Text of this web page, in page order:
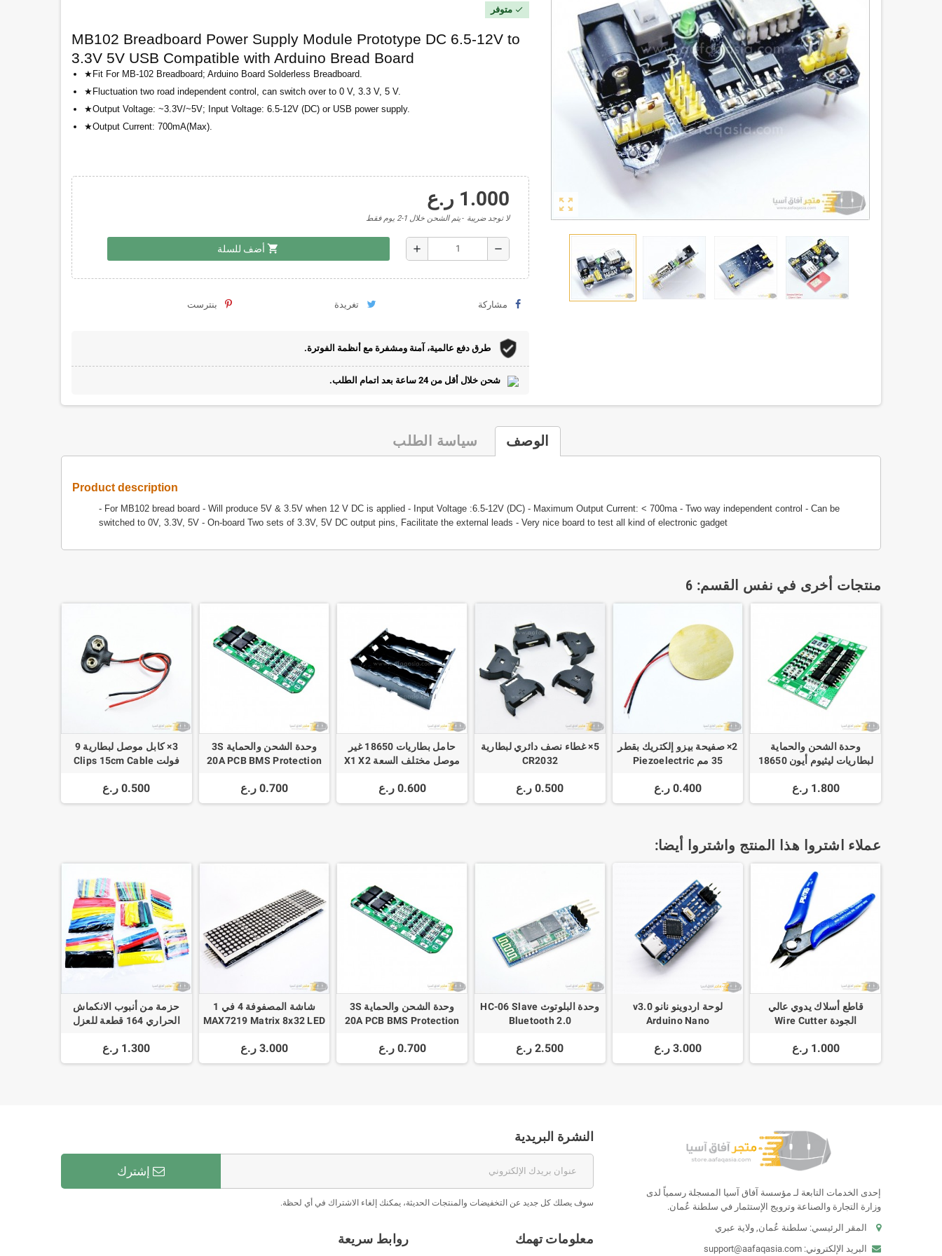
zoom_out_map
check متوفر
MB102 Breadboard Power Supply Module Prototype DC 6.5-12V to
3.3V 5V USB Compatible with Arduino Bread Board
★Fit For MB-102 Breadboard; Arduino Board Solderless Breadboard.
★Fluctuation two road independent control, can switch over to 0 V, 3.3 V, 5 V.
★Output Voltage: ~3.3V/~5V; Input Voltage: 6.5-12V (DC) or USB power supply.
★Output Current: 700mA(Max).
1.000 ر.ع
لا توجد ضريبة يتم الشحن خلال 1-2 يوم فقط
remove
add
shopping_cart أضف للسلة
مشاركة تغريدة بنترست
طرق دفع عالمية، آمنة ومشفرة مع أنظمة الفوترة.
شحن خلال أقل من 24 ساعة بعد اتمام الطلب.
الوصف سياسة الطلب
Product description
- For MB102 bread board - Will produce 5V & 3.5V when 12 V DC is applied - Input Voltage :6.5-12V (DC) - Maximum Output Current: < 700ma - Two way independent control - Can be
switched to 0V, 3.3V, 5V - On-board Two sets of 3.3V, 5V DC output pins, Facilitate the external leads - Very nice board to test all kind of electronic gadget
منتجات أخرى في نفس القسم: 6
وحدة الشحن والحماية
لبطاريات ليثيوم أيون 18650
14.8V 16.8V Lipo Cell
Module
1.800 ر.ع
2× صفيحة بيزو إلكتريك بقطر
35 مم Piezoelectric
0.400 ر.ع
5× غطاء نصف دائري لبطارية
CR2032
0.500 ر.ع
حامل بطاريات 18650 غير
موصل مختلف السعة X1 X2
0.600 ر.ع
وحدة الشحن والحماية 3S
20A PCB BMS Protection
18650 Charger
0.700 ر.ع
3× كابل موصل لبطارية 9
فولت Clips 15cm Cable
0.500 ر.ع
عملاء اشتروا هذا المنتج واشتروا أيضا:
قاطع أسلاك يدوي عالي
الجودة Wire Cutter
1.000 ر.ع
لوحة اردوينو نانو v3.0
Arduino Nano
3.000 ر.ع
وحدة البلوتوث HC-06 Slave
Bluetooth 2.0
2.500 ر.ع
وحدة الشحن والحماية 3S
20A PCB BMS Protection
18650 Charger
0.700 ر.ع
شاشة المصفوفة 4 في 1
MAX7219 Matrix 8x32 LED
3.000 ر.ع
حزمة من أنبوب الانكماش
الحراري 164 قطعة للعزل
Tubing
1.300 ر.ع
إحدى الخدمات التابعة لـ مؤسسة آفاق آسيا المسجلة رسمياً لدى
وزارة التجارة والصناعة وترويج الإستثمار في سلطنة عُمان.
المقر الرئيسي: سلطنة عُمان, ولاية عبري
البريد الإلكتروني: support@aafaqasia.com
النشرة البريدية
إشترك
سوف يصلك كل جديد عن التخفيضات والمنتجات الحديثة، يمكنك إلغاء الاشتراك في أي لحظة.
معلومات تهمك روابط سريعة